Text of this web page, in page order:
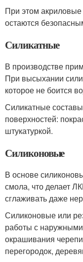
При этом
остаются
Силикатные
В производстве
При высыхании
которое не боится
Силикатные
поверхностей:
штукатуркой.
Силиконовые
В основе
смола, что делает
сглаживать даже
Силиконовые или
работы с
окрашивания
перегородок,